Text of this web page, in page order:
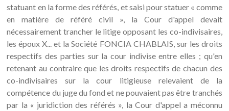
statuant en la forme des référés, et saisi pour statuer « comme
en matière de référé civil », la Cour d'appel devait
nécessairement trancher le litige opposant les co-indivisaires,
les époux X... et la Société FONCIA CHABLAIS, sur les droits
respectifs des parties sur la cour indivise entre elles ; qu'en
retenant au contraire que les droits respectifs de chacun des
co-indivisaires sur la cour litigieuse relevaient de la
compétence du juge du fond et ne pouvaient pas être tranchés
par la « juridiction des référés », la Cour d'appel a méconnu